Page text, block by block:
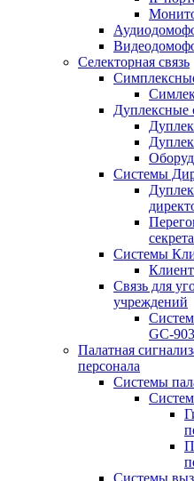
Селекторная связь
Дуплексные
Системы
Системы
Связь для
учреждений
GC-
Палатная
персонала
Системы
Системы